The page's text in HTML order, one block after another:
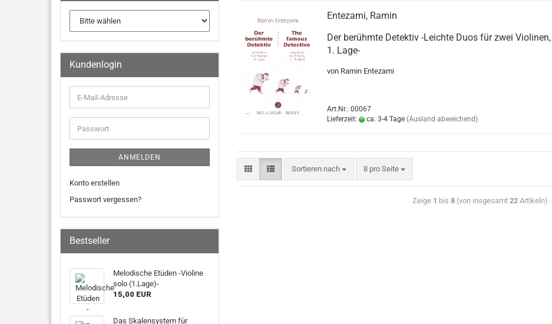
Entezami, Ramin
Der berühmte Detektiv -Leichte Duos für zwei Violinen,
1. Lage-
von Ramin Entezami
Art.Nr.: 00067
Lieferzeit:
ca. 3-4 Tage (Ausland abweichend)
Sortieren nach 8 pro Seite
Zeige 1 bis 8(von insgesamt 22Artikeln)
Kundenlogin
ANMELDEN
Konto erstellen
Passwort vergessen?
Bestseller
Melodische Etüden -Violine
solo (1.Lage)-
15,00 EUR
Das Skalensystem für